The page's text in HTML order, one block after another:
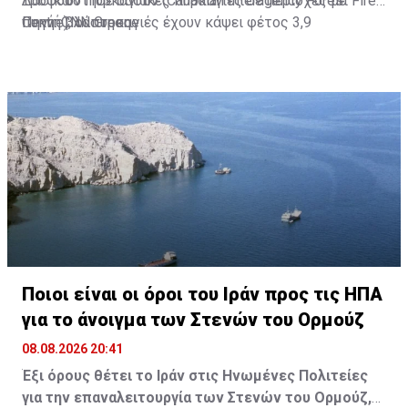
πυκνή βλάστηση.
Centre), οι πυρκαγιές έχουν κάψει φέτος 3,9
Πηγή: CNN Greece
Ποιοι είναι οι όροι του Ιράν προς τις ΗΠΑ
για το άνοιγμα των Στενών του Ορμούζ
08.08.2026 20:41
Έξι όρους θέτει το Ιράν στις Ηνωμένες Πολιτείες
για την επαναλειτουργία των Στενών του Ορμούζ,